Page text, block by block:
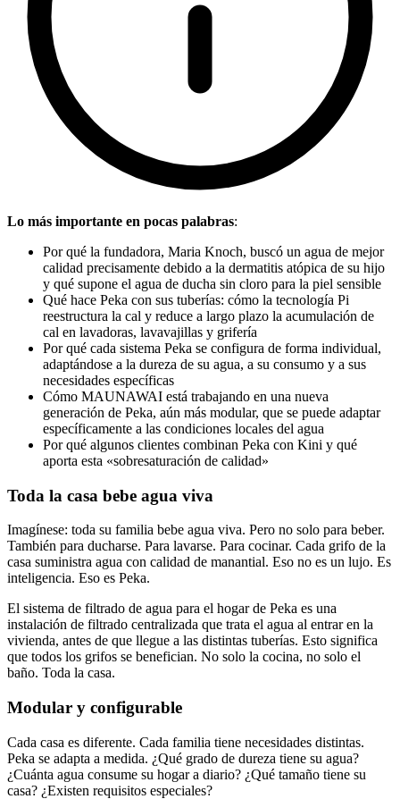
Lo más importante en pocas palabras:
Por qué la fundadora, Maria Knoch, buscó un agua de mejor
calidad precisamente debido a la dermatitis atópica de su hijo
y qué supone el agua de ducha sin cloro para la piel sensible
Qué hace Peka con sus tuberías: cómo la tecnología Pi
reestructura la cal y reduce a largo plazo la acumulación de
cal en lavadoras, lavavajillas y grifería
Por qué cada sistema Peka se configura de forma individual,
adaptándose a la dureza de su agua, a su consumo y a sus
necesidades específicas
Cómo MAUNAWAI está trabajando en una nueva
generación de Peka, aún más modular, que se puede adaptar
específicamente a las condiciones locales del agua
Por qué algunos clientes combinan Peka con Kini y qué
aporta esta «sobresaturación de calidad»
Toda la casa bebe agua viva
Imagínese: toda su familia bebe agua viva. Pero no solo para beber.
También para ducharse. Para lavarse. Para cocinar. Cada grifo de la
casa suministra agua con calidad de manantial. Eso no es un lujo. Es
inteligencia. Eso es Peka.
El sistema de filtrado de agua para el hogar de Peka es una
instalación de filtrado centralizada que trata el agua al entrar en la
vivienda, antes de que llegue a las distintas tuberías. Esto significa
que todos los grifos se benefician. No solo la cocina, no solo el
baño. Toda la casa.
Modular y configurable
Cada casa es diferente. Cada familia tiene necesidades distintas.
Peka se adapta a medida. ¿Qué grado de dureza tiene su agua?
¿Cuánta agua consume su hogar a diario? ¿Qué tamaño tiene su
casa? ¿Existen requisitos especiales?